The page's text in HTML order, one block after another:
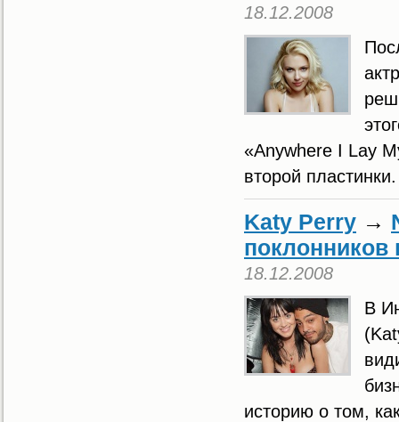
18.12.2008
«Anywhere I Lay
второй пластинки.
Katy Perry →
поклонников
18.12.2008
В
историю о том,